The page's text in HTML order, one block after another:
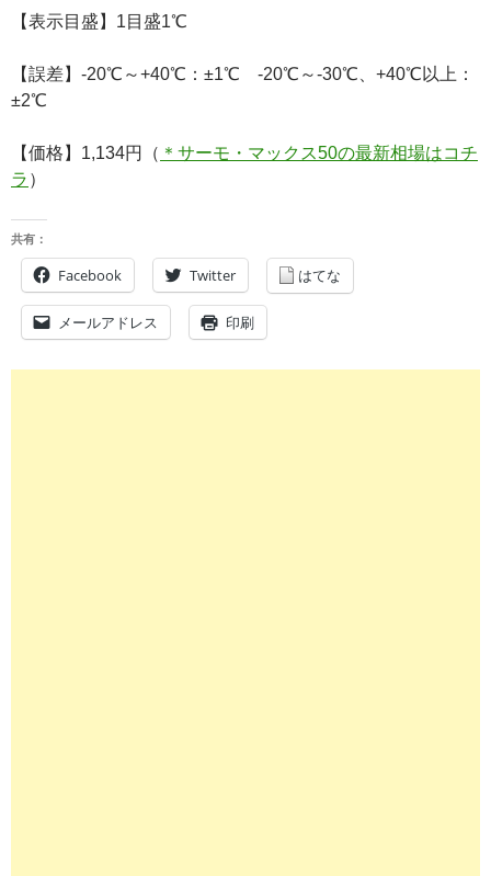
【表示目盛】1目盛1℃
【誤差】-20℃～+40℃：±1℃ -20℃～-30℃、+40℃以上：
±2℃
【価格】1,134円（ ＊サーモ・マックス50の最新相場はコチ
ラ ）
共有：
Facebook Twitter はてな
メールアドレス 印刷